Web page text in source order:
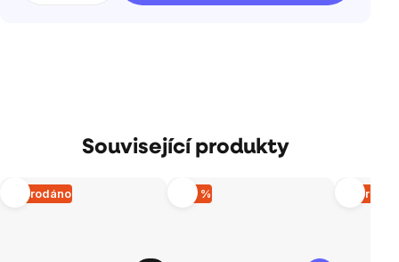
Související produkty
Vyprodáno –20 %